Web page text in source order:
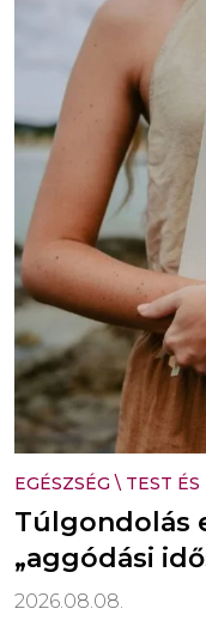
EGÉSZSÉG \ TEST
Túlgondolás
„aggódási
2026.08.08.